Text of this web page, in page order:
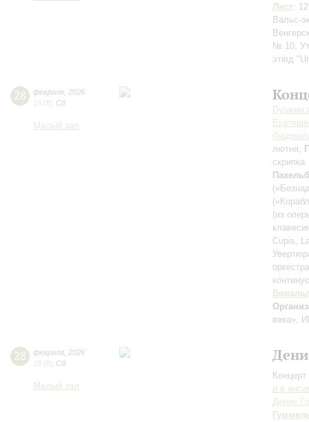
Лист:
Вальс-
№ 10,
этюд
28 февраля 2026
15:00 Сб
Малый зал
Пушкин
лютня;
скрипка
(из
Cupis,
века»,
28 февраля 2026
19:00 Сб
Малый зал
и в
Денис